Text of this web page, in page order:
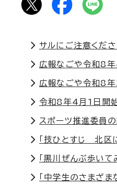
サルにご注意くだ
広報なごや令和8
広報なごや令和8
令和8年4月1日開
スポーツ推進委員の
「技ひとすじ 北区
「黒川ぜんぶ歩い
「中学生のさまざ